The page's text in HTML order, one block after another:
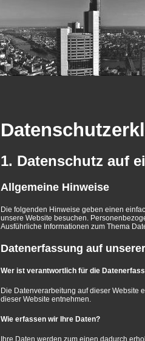
1. Datenschutz auf
Allgemeine Hinweise
Die folgenden Hinweise geben einen
unsere Website besuchen.
Ausführliche Informationen zum Thema
Datenerfassung auf
Wer ist verantwortlich für die
Die Datenverarbeitung auf dieser Website
dieser Website entnehmen.
Wie erfassen wir Ihre Daten?
Ihre Daten werden zum einen dadurch